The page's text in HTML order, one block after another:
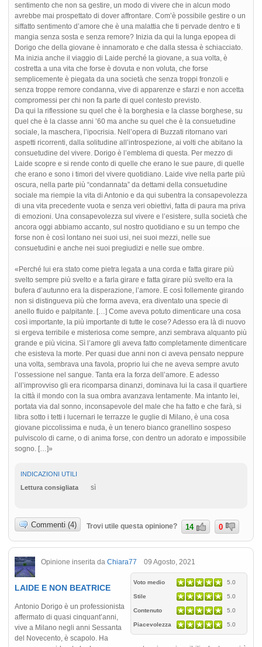
sentimento che non sa gestire, un modo di vivere che in alcun modo
avrebbe mai prospettato di dover affrontare. Com’è possibile gestire o un
siffatto sentimento d’amore che è una malattia che ti pervade dentro e ti
mangia senza sosta e senza remore? Inizia da qui la lunga epopea di
Dorigo che della giovane è innamorato e che dalla stessa è schiacciato.
Ma inizia anche il viaggio di Laide perché la giovane, a sua volta, è
costretta a una vita che forse è dovuta e non voluta, che forse
semplicemente è piegata da una società che senza troppi fronzoli e
senza troppe remore condanna, vive di apparenze e sfarzi e non accetta
compromessi per chi non fa parte di quel contesto previsto.
Da qui la riflessione su quel che è la borghesia e la classe borghese, su
quel che è la classe anni ’60 ma anche su quel che è la consuetudine
sociale, la maschera, l’ipocrisia. Nell’opera di Buzzati ritornano vari
aspetti ricorrenti, dalla solitudine all’introspezione, ai volti che abitano la
consuetudine del vivere. Dorigo è l’emblema di questa. Per mezzo di
Laide scopre e si rende conto di quelle che erano le sue paure, di quelle
che erano e sono i timori del vivere quotidiano. Laide vive nella parte più
oscura, nella parte più “condannata” da dettami della consuetudine
sociale ma riempie la vita di Antonio e da qui subentra la consapevolezza
di una vita precedente vuota e senza veri obiettivi, fatta di paura ma priva
di emozioni. Una consapevolezza sul vivere e l’esistere, sulla società che
ancora oggi abbiamo accanto, sul nostro quotidiano e su un tempo che
forse non è così lontano nei suoi usi, nei suoi mezzi, nelle sue
consuetudini e anche nei suoi pregiudizi e nelle sue ombre.
«Perché lui era stato come pietra legata a una corda e fatta girare più
svelto sempre più svelto e a farla girare e fatta girare più svelto era la
bufera d’autunno era la disperazione, l’amore. E così follemente girando
non si distingueva più che forma aveva, era diventato una specie di
anello fluido e palpitante. […] Come aveva potuto dimenticare una cosa
così importante, la più importante di tutte le cose? Adesso era là di nuovo
si ergeva terribile e misteriosa come sempre, anzi sembrava alquanto più
grande e più vicina. Sì l’amore gli aveva fatto completamente dimenticare
che esisteva la morte. Per quasi due anni non ci aveva pensato neppure
una volta, sembrava una favola, proprio lui che ne aveva sempre avuto
l’ossessione nel sangue. Tanta era la forza dell’amore. E adesso
all’improvviso gli era ricomparsa dinanzi, dominava lui la casa il quartiere
la città il mondo con la sua ombra avanzava lentamente. Ma intanto lei,
portata via dal sonno, inconsapevole del male che ha fatto e che farà, si
libra sotto i tetti i lucernari le terrazze le guglie di Milano, è una cosa
giovane piccolissima e nuda, è un tenero bianco granellino sospeso
pulviscolo di carne, o di anima forse, con dentro un adorato e impossibile
sogno. […]»
INDICAZIONI UTILI
Lettura consigliata
sì
Commenti (4) Trovi utile questa opinione? 14 0
Opinione inserita da Chiara77 09 Agosto, 2021
Voto medio 5.0
Stile 5.0
Contenuto 5.0
Piacevolezza 5.0
LAIDE E NON BEATRICE
Antonio Dorigo è un professionista
affermato di quasi cinquant’anni,
vive a Milano negli anni Sessanta
del Novecento, è scapolo. Ha